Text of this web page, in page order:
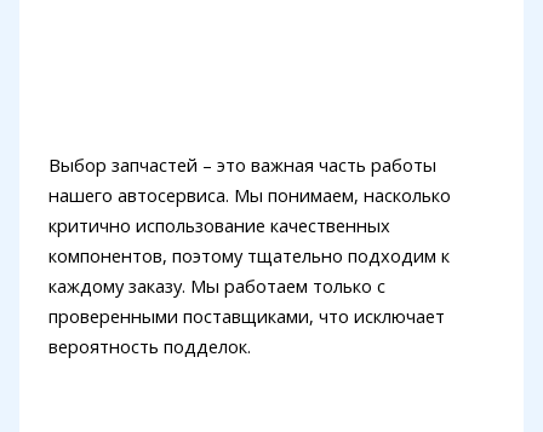
Выбор запчастей – это важная часть работы
нашего автосервиса. Мы понимаем, насколько
критично использование качественных
компонентов, поэтому тщательно подходим к
каждому заказу. Мы работаем только с
проверенными поставщиками, что исключает
вероятность подделок.